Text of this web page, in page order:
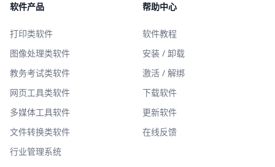
软件产品
打印类软件
图像处理类软件
教务考试类软件
网页工具类软件
多媒体工具软件
文件转换类软件
行业管理系统
帮助中心
软件教程
安装 / 卸载
激活 / 解绑
下载软件
更新软件
在线反馈